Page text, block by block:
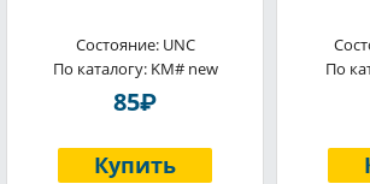
Состояние: UNC
По каталогу: KM# new
85P
Купить
По